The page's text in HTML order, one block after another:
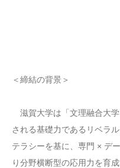
＜締結の背景＞
滋賀大学は「文理融合大
される基礎力であるリベラ
テラシーを基に、専門 × デ
り分野横断型の応用力を育